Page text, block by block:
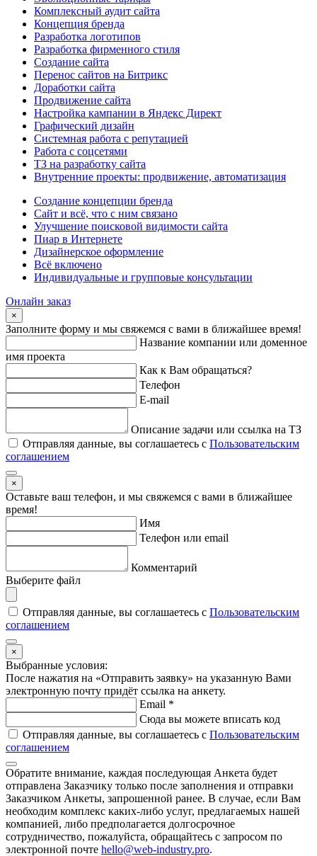
Комплексный аудит сайта
Концепция бренда
Разработка логотипов
Разработка фирменного стиля
Создание сайта
Перенос сайтов на Битрикс
Доработки сайта
Продвижение сайта
Настройка кампании в Яндекс Директ
Графический дизайн
Системная работа с репутацией
Работа с соцсетями
ТЗ на разработку сайта
Внутренние проекты: продвижение, автоматизация
Создание концепции бренда
Сайт и всё, что с ним связано
Улучшение поисковой видимости сайта
Пиар в Интернете
Дизайнерское оформление
Всё включено
Индивидуальные и групповые консультации
Онлайн заказ
×
Заполните форму и мы свяжемся с вами в ближайшее время!
Название компании или доменное
имя проекта
Как к Вам обращаться?
Телефон
E-mail
Описание задачи или ссылка на ТЗ
Отправляя данные, вы соглашаетесь с Пользовательским
соглашением
×
Оставьте ваш телефон, и мы свяжемся с вами в ближайшее
время!
Имя
Телефон или email
Комментарий
Выберите файл
Отправляя данные, вы соглашаетесь с Пользовательским
соглашением
×
Выбранные условия:
После нажатия на «Отправить заявку» на указанную Вами
электронную почту придёт ссылка на анкету.
Email *
Сюда вы можете вписать код
Отправляя данные, вы соглашаетесь с Пользовательским
соглашением
Обратите внимание, каждая последующая Анкета будет
отправлена Заказчику только после заполнения и отправки
Заказчиком Анкеты, запрошенной ранее. В случае, если Вам
необходим комплекс каких-либо услуг, предлагаемых нашей
компанией, либо предполагается долгосрочное
сотрудничество, пожалуйста, обращайтесь с запросом по
электронной почте hello@web-industry.pro.